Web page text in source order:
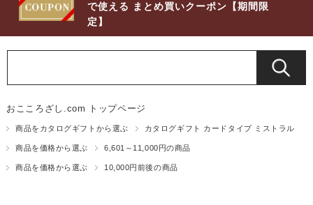
で使える まとめ買いクーポン【期間限
定】
おこころざし.com トップページ
商品をカタログギフトから選ぶ カタログギフト カードタイプ ミストラル
商品を価格から選ぶ 6,601～11,000円の商品
商品を価格から選ぶ 10,000円前後の商品